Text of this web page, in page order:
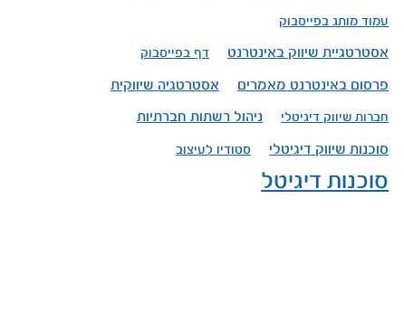
עמוד מותג בפייסבוק
אסטרטגיית שיווק באינטרנט דף בפייסבוק
פרסום באינטרנט מאמרים אסטרטגיה שיווקית
חברות שיווק דיגיטלי ניהול רשתות חברתיות
סוכנות שיווק דיגיטלי סטודיו לעיצוב
סוכנות דיגיטל